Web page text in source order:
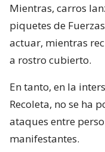
Mientras, carros
piquetes de
actuar, mientras
a rostro cubierto.
En tanto, en la
Recoleta, no se ha
ataques entre
manifestantes.